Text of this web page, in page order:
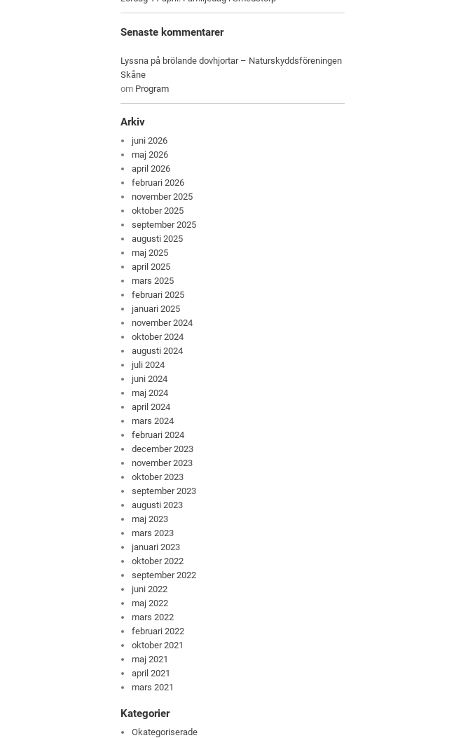
Senaste kommentarer
Lyssna på brölande dovhjortar – Naturskyddsföreningen
Skåne
om Program
Arkiv
juni 2026
maj 2026
april 2026
februari 2026
november 2025
oktober 2025
september 2025
augusti 2025
maj 2025
april 2025
mars 2025
februari 2025
januari 2025
november 2024
oktober 2024
augusti 2024
juli 2024
juni 2024
maj 2024
april 2024
mars 2024
februari 2024
december 2023
november 2023
oktober 2023
september 2023
augusti 2023
maj 2023
mars 2023
januari 2023
oktober 2022
september 2022
juni 2022
maj 2022
mars 2022
februari 2022
oktober 2021
maj 2021
april 2021
mars 2021
Kategorier
Okategoriserade